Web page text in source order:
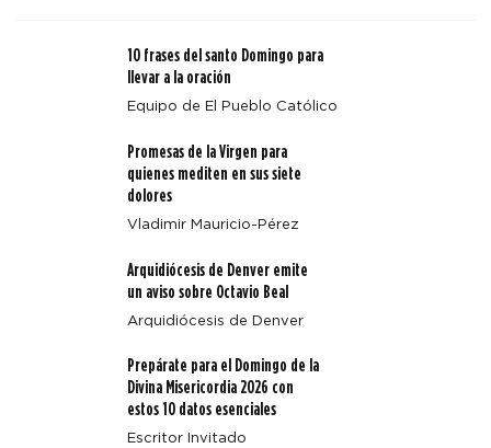
Arquidiócesis de Denver emite un aviso sobre Octavio
10 frases del santo Domingo para
llevar a la oración
Equipo de El Pueblo Católico
Promesas de la Virgen para
quienes mediten en sus siete
dolores
Vladimir Mauricio-Pérez
Arquidiócesis de Denver emite
un aviso sobre Octavio Beal
Arquidiócesis de Denver
Prepárate para el Domingo de la
Divina Misericordia 2026 con
estos 10 datos esenciales
Escritor Invitado